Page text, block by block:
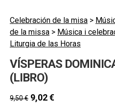
ACTUALITAT
BLOG
CONTACTE
Celebración de la misa >
de la missa > Música i
Liturgia de las Horas
VÍSPERAS
(LIBRO)
9,50€ 9,02€